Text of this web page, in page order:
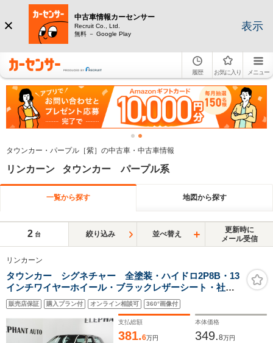
中古車情報カーセンサー
Recruit Co., Ltd.
無料 － Google Play
表示
履歴 お気に入り メニュー
タウンカー・パープル［紫］の中古車・中古車情報
リンカーン タウンカー パープル系
一覧から探す 地図から探す
2 台 絞り込み 並べ替え
更新時に
メール受信
リンカーン
タウンカー シグネチャー 全塗装・ハイドロ2P8B・13
インチワイヤーホイール・ブラックレザーシート・社外7
インチナビ・オートエアコン・パワーシート・ETC・フ
ロアマット・コラムシフト・パワステ・パワーウィンド
販売店保証 購入プラン付 オンライン相談可 360°画像付
支払総額
381.6万円
本体価格
349.8万円